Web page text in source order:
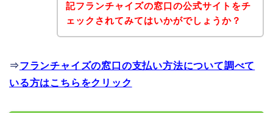
記フランチャイズの窓口の公式サイトをチ
ェックされてみてはいかがでしょうか？
⇒フランチャイズの窓口の支払い方法について調べて
いる方はこちらをクリック